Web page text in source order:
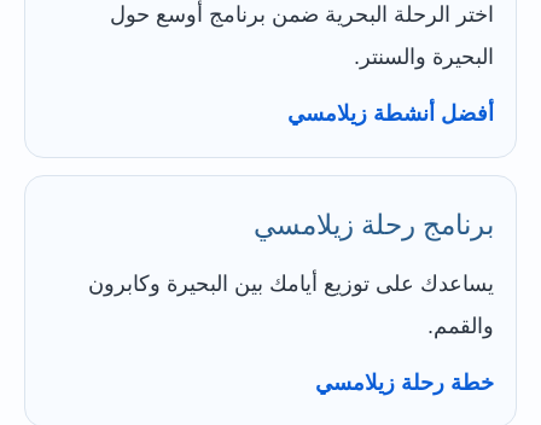
اختر الرحلة البحرية ضمن برنامج أوسع حول
البحيرة والسنتر.
أفضل أنشطة زيلامسي
برنامج رحلة زيلامسي
يساعدك على توزيع أيامك بين البحيرة وكابرون
والقمم.
خطة رحلة زيلامسي